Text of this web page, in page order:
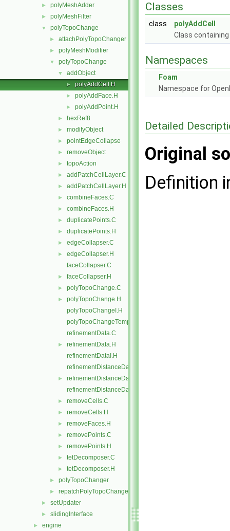
► polyMeshAdder
► polyMeshFilter
▼ polyTopoChange
► attachPolyTopoChanger
► polyMeshModifier
▼ polyTopoChange
▼ addObject
► polyAddCell.H
► polyAddFace.H
► polyAddPoint.H
► hexRef8
► modifyObject
► pointEdgeCollapse
► removeObject
► topoAction
► addPatchCellLayer.C
► addPatchCellLayer.H
► combineFaces.C
► combineFaces.H
► duplicatePoints.C
► duplicatePoints.H
► edgeCollapser.C
►
edgeCollapser.H
faceCollapser.C
► faceCollapser.H
► polyTopoChange.C
►
polyTopoChange.H
polyTopoChangeI.H
polyTopoChangeTemplates.C
refinementData.C
►
refinementData.H
refinementDataI.H
refinementDistanceData.C
►
refinementDistanceData.H
refinementDistanceDataI.H
► removeCells.C
► removeCells.H
► removeFaces.H
► removePoints.C
► removePoints.H
► tetDecomposer.C
► tetDecomposer.H
► polyTopoChanger
► repatchPolyTopoChanger
► setUpdater
► slidingInterface
► engine
Classes
class
polyAddCell
Class
Namespaces
Foam
Namespace for
Detailed
Original
Definition